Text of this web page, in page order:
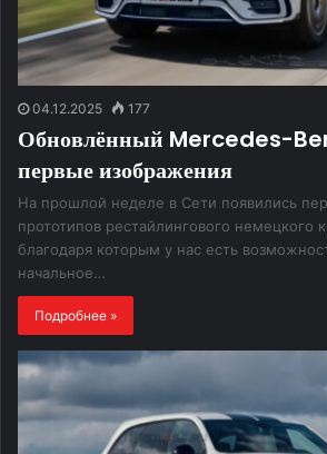
04.12.2025 177
Обновлённый Mercedes-
первые изображения
На прошлой неделе в Сети появились
прототипов рестайлингового немецкого
благодаря которым у нас есть
начальное…
Подробнее »